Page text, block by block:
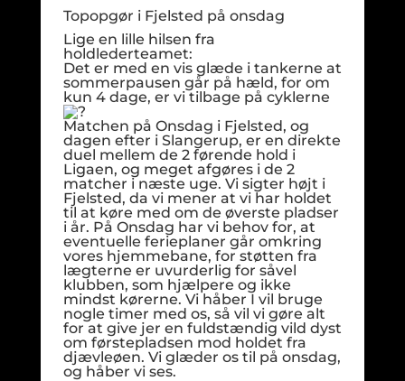
Topopgør i Fjelsted på onsdag
Lige en lille hilsen fra
holdlederteamet:
Det er med en vis glæde i tankerne at
sommerpausen går på hæld, for om
kun 4 dage, er vi tilbage på cyklerne
Matchen på Onsdag i Fjelsted, og
dagen efter i Slangerup, er en direkte
duel mellem de 2 førende hold i
Ligaen, og meget afgøres i de 2
matcher i næste uge. Vi sigter højt i
Fjelsted, da vi mener at vi har holdet
til at køre med om de øverste pladser
i år. På Onsdag har vi behov for, at
eventuelle ferieplaner går omkring
vores hjemmebane, for støtten fra
lægterne er uvurderlig for såvel
klubben, som hjælpere og ikke
mindst kørerne. Vi håber I vil bruge
nogle timer med os, så vil vi gøre alt
for at give jer en fuldstændig vild dyst
om førstepladsen mod holdet fra
djævleøen. Vi glæder os til på onsdag,
og håber vi ses.